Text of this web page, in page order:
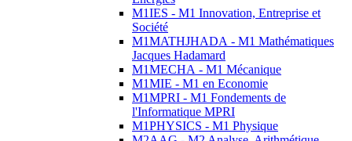
M1IES - M1 Innovation, Entreprise et
Société
M1MATHJHADA - M1 Mathématiques
Jacques Hadamard
M1MECHA - M1 Mécanique
M1MIE - M1 en Economie
M1MPRI - M1 Fondements de
l'Informatique MPRI
M1PHYSICS - M1 Physique